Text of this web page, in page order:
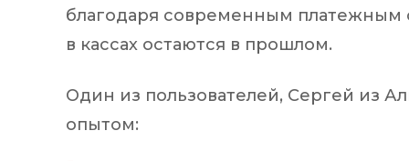
благодаря современным платежным
в кассах остаются в прошлом.
Один из пользователей, Сергей из
опытом: